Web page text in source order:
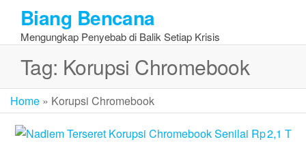
the
content
Biang Bencana
Mengungkap Penyebab di Balik Setiap Krisis
Tag: Korupsi Chromebook
Home » Korupsi Chromebook